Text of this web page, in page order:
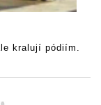
kralují pódiím.